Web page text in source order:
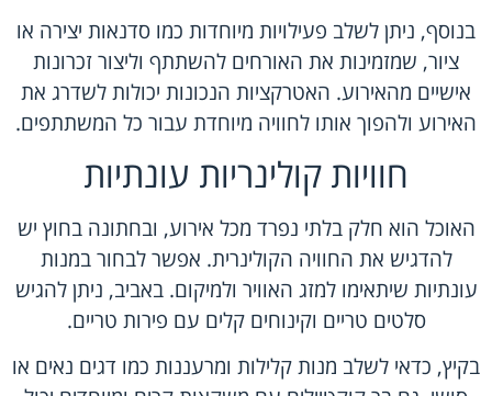
בנוסף, ניתן לשלב פעילויות מיוחדות כמו סדנאות יצירה או
ציור, שמזמינות את האורחים להשתתף וליצור זכרונות
אישיים מהאירוע. האטרקציות הנכונות יכולות לשדרג את
האירוע ולהפוך אותו לחוויה מיוחדת עבור כל המשתתפים.
חוויות קולינריות עונתיות
האוכל הוא חלק בלתי נפרד מכל אירוע, ובחתונה בחוץ יש
להדגיש את החוויה הקולינרית. אפשר לבחור במנות
עונתיות שיתאימו למזג האוויר ולמיקום. באביב, ניתן להגיש
סלטים טריים וקינוחים קלים עם פירות טריים.
בקיץ, כדאי לשלב מנות קלילות ומרעננות כמו דגים נאים או